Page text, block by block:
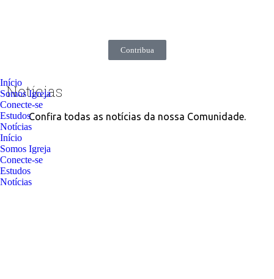
Contribua
Início
Somos Igreja
Conecte-se
Estudos
Notícias
Início
Somos Igreja
Conecte-se
Estudos
Notícias
Notícias
Confira todas as notícias da nossa Comunidade.